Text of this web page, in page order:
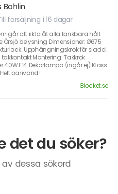
Bohlin
försäljning i 16 dagar
går att rikta åt alla tänkbara håll.
Örsjö belysning Dimensioner: Ø675
Upphängningskrok för sladd.
Montering: Takkrok
40W E14 Dekorlampa (ingår ej) Klass
oanvänd!
Blocket.se
det du söker?
dessa sökord